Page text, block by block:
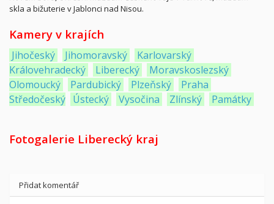
skla a bižuterie v Jablonci nad Nisou.
Kamery v krajích
Jihočeský Jihomoravský
Karlovarský
Královehradecký
Liberecký
Moravskoslezský
Olomoucký
Pardubický Plzeňský
Praha
Středočeský Ústecký Vysočina Zlínský Památky
Fotogalerie Liberecký kraj
Přidat komentář